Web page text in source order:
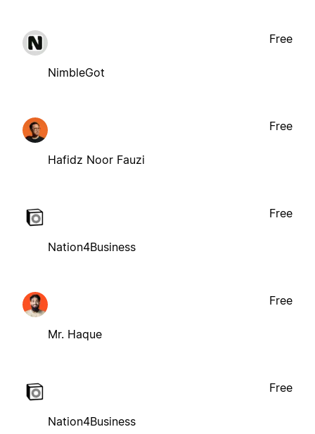
NimbleGot
Free
Hafidz Noor Fauzi
Free
Nation4Business
Free
Mr. Haque
Free
Nation4Business
Free